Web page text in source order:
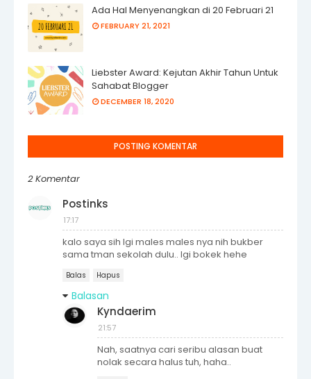
Ada Hal Menyenangkan di 20 Februari 21
FEBRUARY 21, 2021
Liebster Award: Kejutan Akhir Tahun Untuk
Sahabat Blogger
DECEMBER 18, 2020
POSTING KOMENTAR
2 Komentar
Postinks
17:17
kalo saya sih lgi males males nya nih bukber
sama tman sekolah dulu.. lgi bokek hehe
Balas Hapus
Balasan
Kyndaerim
21:57
Nah, saatnya cari seribu alasan buat
nolak secara halus tuh, haha..